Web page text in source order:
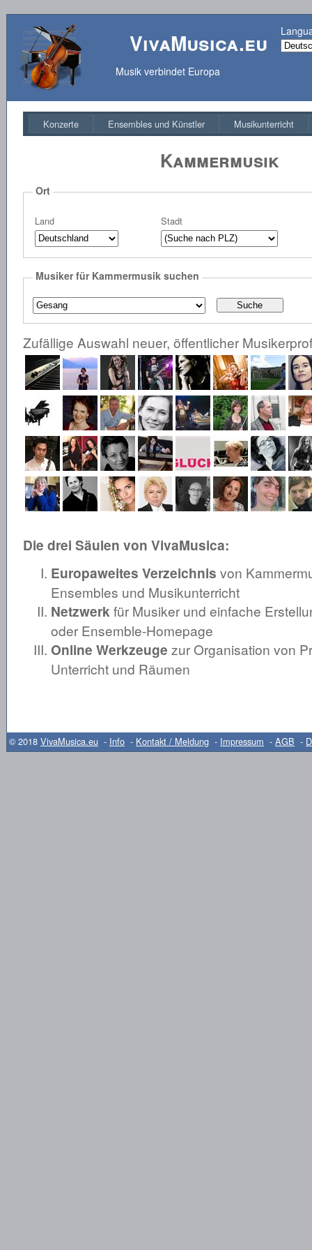
VivaMusica.eu
Musik verbindet Europa
Konzerte Ensembles und Künstler Musikunterricht
Kammermusik
Ort
Land Stadt
Musiker für Kammermusik suchen
Zufällige Auswahl neuer, öffentlicher
Die drei Säulen von VivaMusica:
Europaweites Verzeichnis von
Ensembles und Musikunterricht
Netzwerkfür Musiker und einfache
oder Ensemble-Homepage
Online Werkzeuge zur Organisation von
Unterricht und Räumen
© 2018 VivaMusica.eu - Info - Kontakt / Meldung - Impressum - AGB -